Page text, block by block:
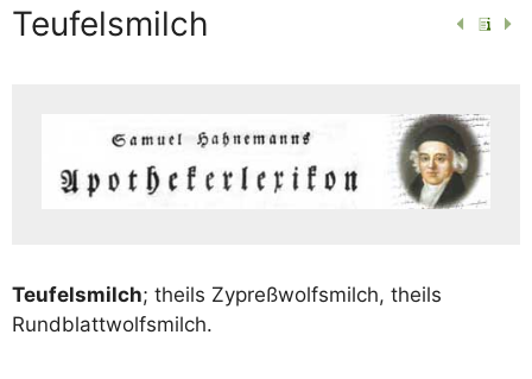
Teufelsmilch
Teu­fels­milch; theils Zypreß­wolfs­milch, theils
Rundblattwolfsmilch.